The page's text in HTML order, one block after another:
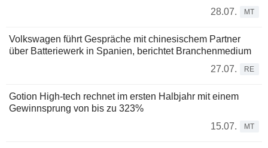
28.07.
MT
Volkswagen führt Gespräche mit chinesischem Partner
über Batteriewerk in Spanien, berichtet Branchenmedium
27.07.
RE
Gotion High-tech rechnet im ersten Halbjahr mit einem
Gewinnsprung von bis zu 323%
15.07.
MT